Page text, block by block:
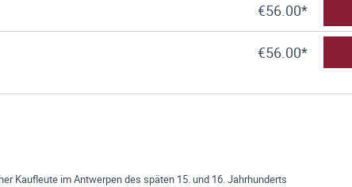
€56.00*
€56.00*
Kaufleute im Antwerpen des späten 15. und 16. Jahrhunderts